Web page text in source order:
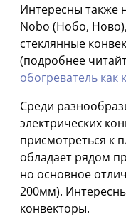
Интересны также
Nobo (Нобо,
стеклянные
(подробнее
обогреватель как
Среди
электрических
присмотреться к
обладает рядом
но основное
200мм).
конвекторы.